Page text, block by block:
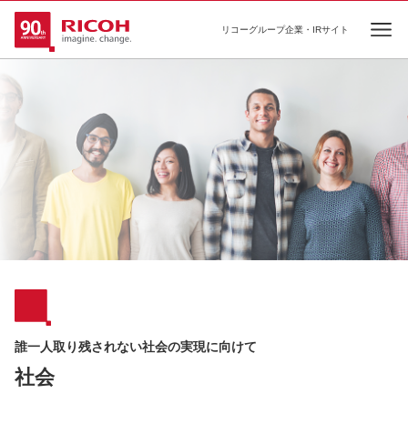
リコーグループ企業・IRサイト
誰一人取り残されない社会の実現に向けて
社会